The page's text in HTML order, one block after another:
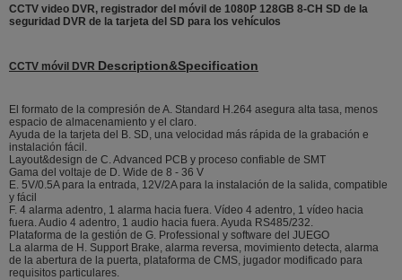
CCTV video DVR, registrador del móvil de 1080P 128GB 8-CH SD de la
seguridad DVR de la tarjeta del SD para los vehículos
CCTV móvil DVR Description&Specification
El formato de la compresión de A. Standard H.264 asegura alta tasa, menos
espacio de almacenamiento y el claro.
Ayuda de la tarjeta del B. SD, una velocidad más rápida de la grabación e
instalación fácil.
Layout&design de C. Advanced PCB y proceso confiable de SMT
Gama del voltaje de D. Wide de 8 - 36 V
E. 5V/0.5A para la entrada, 12V/2A para la instalación de la salida, compatible
y fácil
F. 4 alarma adentro, 1 alarma hacia fuera. Vídeo 4 adentro, 1 vídeo hacia
fuera. Audio 4 adentro, 1 audio hacia fuera. Ayuda RS485/232.
Plataforma de la gestión de G. Professional y software del JUEGO
La alarma de H. Support Brake, alarma reversa, movimiento detecta, alarma
de la abertura de la puerta, plataforma de CMS, jugador modificado para
requisitos particulares.